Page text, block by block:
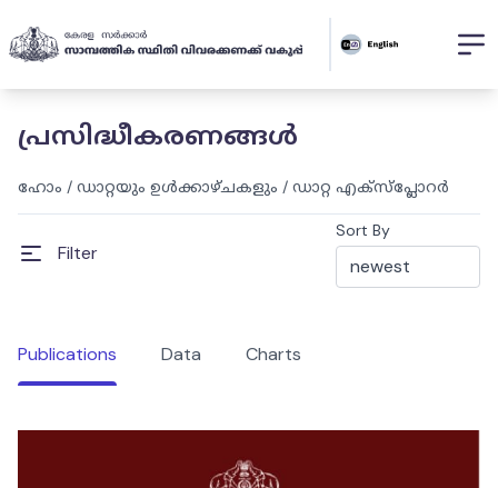
പ്രസിദ്ധീകരണങ്ങൾ
ഹോം / ഡാറ്റയും ഉൾക്കാഴ്ചകളും / ഡാറ്റ എക്സ്പ്ലോറർ
Filter
Sort By
Publications Data Charts